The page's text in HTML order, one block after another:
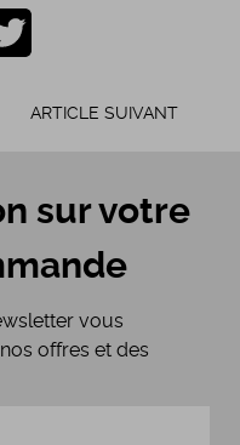
ARTICLE SUIVANT
sur votre
vous
offres et des